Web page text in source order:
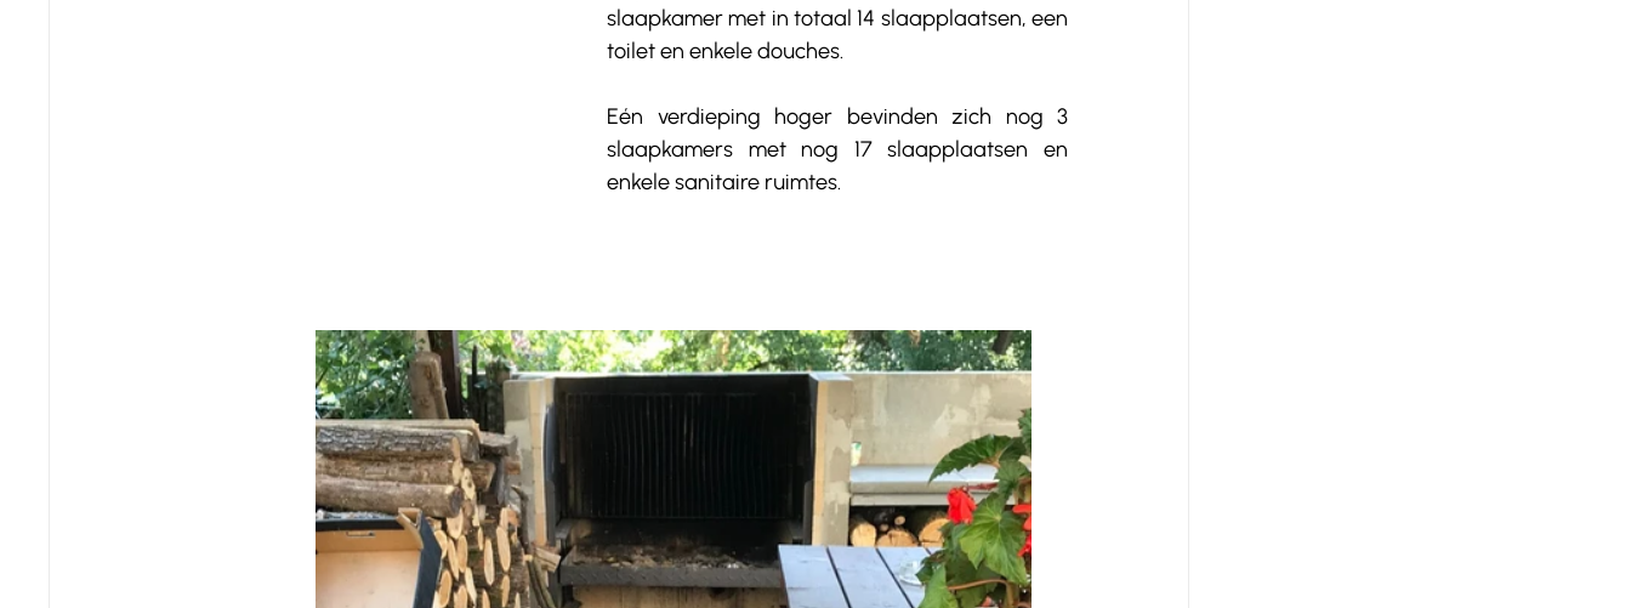
slaapkamer met in totaal 14 slaapplaatsen, een
toilet en enkele douches.
Eén verdieping hoger bevinden zich nog 3
slaapkamers met nog 17 slaapplaatsen en
enkele sanitaire ruimtes.